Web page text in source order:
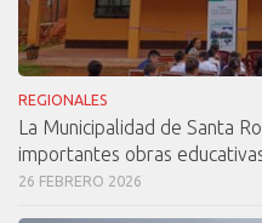
REGIONALES
La Municipalidad de Santa
importantes obras
26 FEBRERO 2026